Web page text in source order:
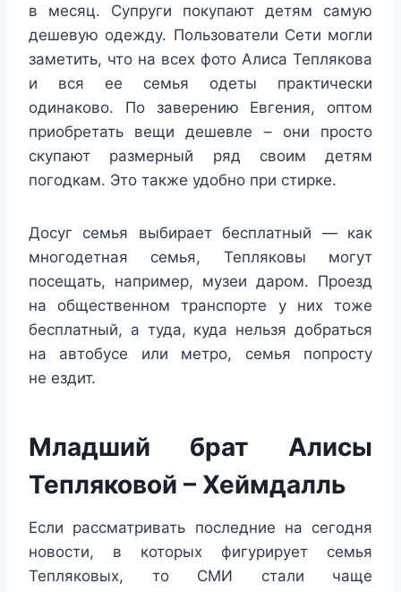
в месяц. Супруги покупают детям самую
дешевую одежду. Пользователи Сети могли
заметить, что на всех фото Алиса Теплякова
и вся ее семья одеты практически
одинаково. По заверению Евгения, оптом
приобретать вещи дешевле – они просто
скупают размерный ряд своим детям
погодкам. Это также удобно при стирке.
Досуг семья выбирает бесплатный — как
многодетная семья, Тепляковы могут
посещать, например, музеи даром. Проезд
на общественном транспорте у них тоже
бесплатный, а туда, куда нельзя добраться
на автобусе или метро, семья попросту
не ездит.
Младший брат Алисы
Тепляковой – Хеймдалль
Если рассматривать последние на сегодня
новости, в которых фигурирует семья
Тепляковых, то СМИ стали чаще